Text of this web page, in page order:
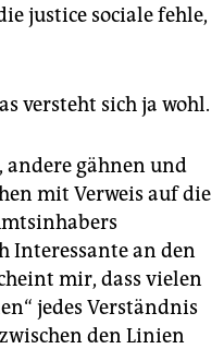
justice sociale fehle,
versteht sich ja wohl.
andere gähnen und
mit Verweis auf die
Interessante an den
mir, dass vielen
jedes Verständnis
den Linien